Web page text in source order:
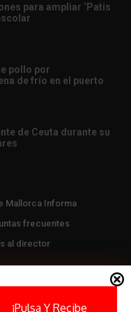
para ampliar ‘Patis
pollo por
de frío en el puerto
de Ceuta durante su
Mallorca Informa
frecuentes
al director